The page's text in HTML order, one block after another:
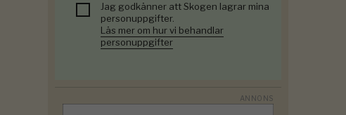
Jag godkänner att Skogen lagrar mina
personuppgifter.
Läs mer om hur vi behandlar
personuppgifter